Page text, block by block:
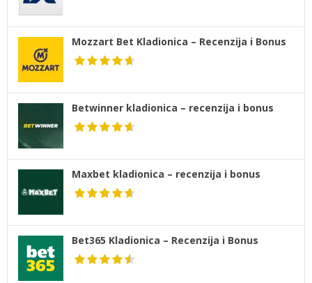
Mozzart Bet Kladionica – Recenzija i Bonus
Betwinner kladionica – recenzija i bonus
Maxbet kladionica – recenzija i bonus
Bet365 Kladionica – Recenzija i Bonus